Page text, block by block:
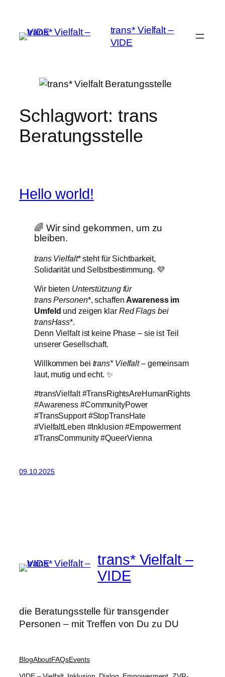
springen
trans* Vielfalt –
VIDE
Schlagwort: trans
Beratungsstelle
Hello world!
🌈 Wir sind gekommen, um zu
bleiben.
trans Vielfalt* steht für Sichtbarkeit,
Solidarität und Selbstbestimmung. 💜
Wir bieten Unterstützung für
trans Personen*, schaffenAwareness im
Umfeld und zeigen klar Red Flags bei
transHass*.
Denn Vielfalt ist keine Phase – sie ist Teil
unserer Gesellschaft.
Willkommen bei trans* Vielfalt– gemeinsam
laut, mutig und echt. ✨
#transVielfalt #TransRightsAreHumanRights
#Awareness #CommunityPower
#TransSupport #StopTransHate
#VielfaltLeben #Inklusion #Empowerment
#TransCommunity #QueerVienna
09.10.2025
trans* Vielfalt –
VIDE
die Beratungsstelle für transgender
Personen – mit Treffen von Du zu DU
BlogAboutFAQsEvents